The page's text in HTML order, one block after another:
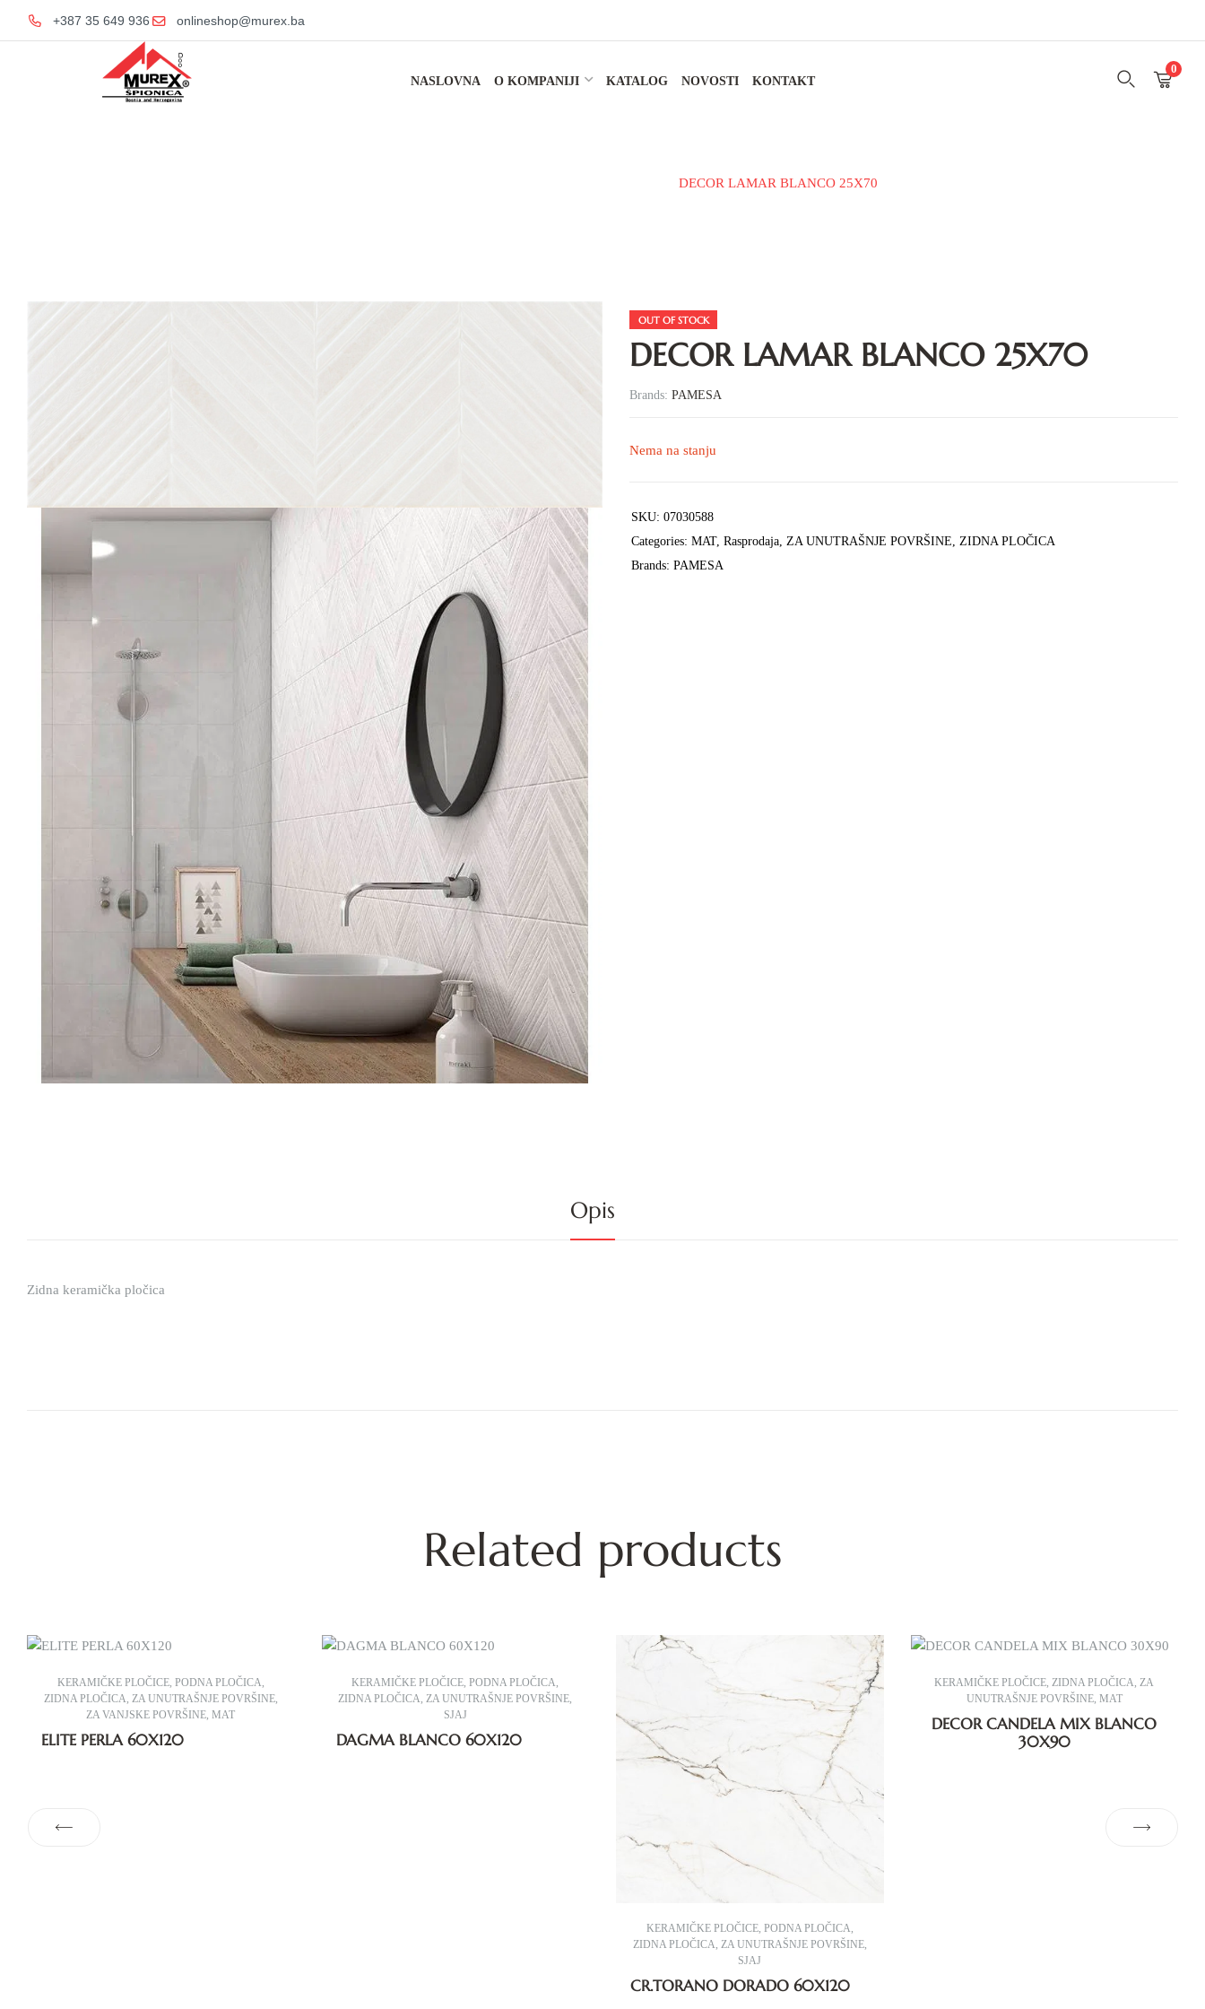
+387 35 649 936 onlineshop@murex.ba
NASLOVNA O KOMPANIJI KATALOG NOVOSTI KONTAKT
0
DECOR LAMAR BLANCO 25X70
OUT OF STOCK
DECOR LAMAR BLANCO 25X70
Brands: PAMESA
Nema na stanju
SKU: 07030588
Categories: MAT, Rasprodaja ZA UNUTRAŠNJE POVRŠINE
ZIDNA PLOČICA
Brands: PAMESA
Opis
Zidna keramička pločica
Related products
KERAMIČKE PLOČICE, PODNA PLOČICA,
ZIDNA PLOČICA, ZA UNUTRAŠNJE POVRŠINE,
ZA VANJSKE POVRŠINE,MAT
ELITE PERLA 60X120
KERAMIČKE PLOČICE,PODNA PLOČICA,
ZIDNA PLOČICA,ZA UNUTRAŠNJE POVRŠINE,
SJAJ
DAGMA BLANCO 60X120
KERAMIČKE PLOČICE, PODNA PLOČICA,
ZIDNA PLOČICA, ZA UNUTRAŠNJE POVRŠINE,
SJAJ
CR.TORANO DORADO 60X120
KERAMIČKE PLOČICE,ZIDNA PLOČICA,ZA
UNUTRAŠNJE POVRŠINE, MAT
DECOR CANDELA MIX BLANCO
30X90